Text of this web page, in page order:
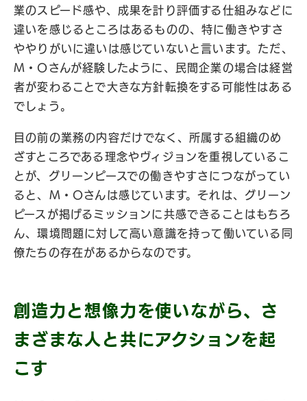
業のスピード感や、成果を計り評価する仕組みなどに
違いを感じるところはあるものの、特に働きやすさ
ややりがいに違いは感じていないと言います。ただ、
M・Oさんが経験したように、民間企業の場合は経営
者が変わることで大きな方針転換をする可能性はある
でしょう。
目の前の業務の内容だけでなく、所属する組織のめ
ざすところである理念やヴィジョンを重視しているこ
とが、グリーンピースでの働きやすさにつながってい
ると、M・Oさんは感じています。それは、グリーン
ピースが掲げるミッションに共感できることはもちろ
ん、環境問題に対して高い意識を持って働いている同
僚たちの存在があるからなのです。
創造力と想像力を使いながら、さ
まざまな人と共にアクションを起
こす